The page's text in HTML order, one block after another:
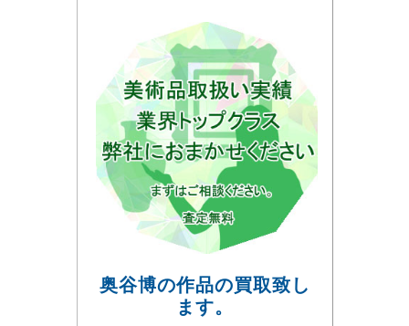
奥谷博の作品の買取致し
ます。